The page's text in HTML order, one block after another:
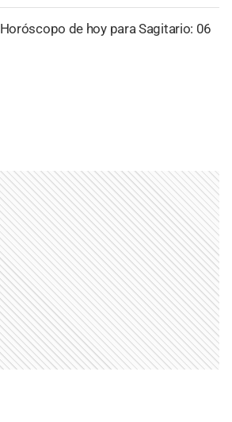
Horóscopo de hoy para Sagitario: 06